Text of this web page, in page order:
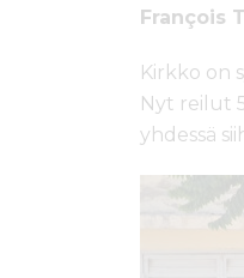
François
Kirkko on
Nyt reilut
yhdessä